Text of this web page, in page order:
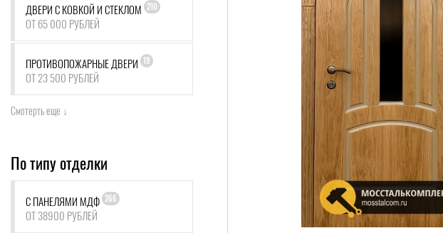
ДВЕРИ С КОВКОЙ И СТЕКЛОМ 210
ОТ 65 000 РУБЛЕЙ
ПРОТИВОПОЖАРНЫЕ ДВЕРИ 19
ОТ 23 500 РУБЛЕЙ
Смотерть еще ↓
По типу отделки
С ПАНЕЛЯМИ МДФ 266
ОТ 38900 РУБЛЕЙ